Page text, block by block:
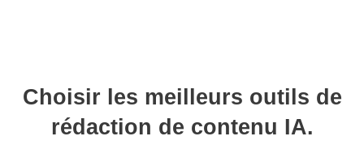
Choisir les meilleurs outils de
rédaction de contenu IA.